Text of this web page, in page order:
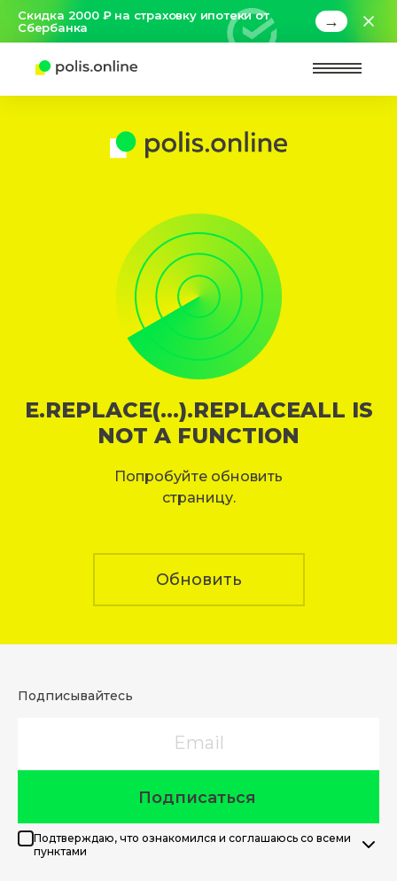
Скидка 2000 ₽ на страховку ипотеки от
Сбербанка
→
E.REPLACE(...).REPLACEALL IS
NOT A FUNCTION
Попробуйте обновить
страницу.
Обновить
Подписывайтесь
Подписаться
Подтверждаю, что ознакомился и соглашаюсь со всеми
пунктами